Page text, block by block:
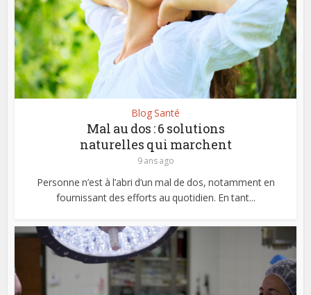
Blog Santé
Mal au dos : 6 solutions
naturelles qui marchent
9 ans ago
Personne n’est à l’abri d’un mal de dos, notamment en
fournissant des efforts au quotidien. En tant...